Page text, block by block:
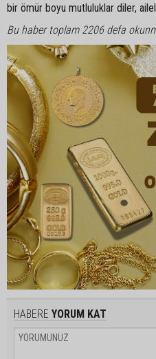
bir ömür boyu mutluluklar diler,
Bu haber toplam 2206 defa
HABERE YORUM KAT